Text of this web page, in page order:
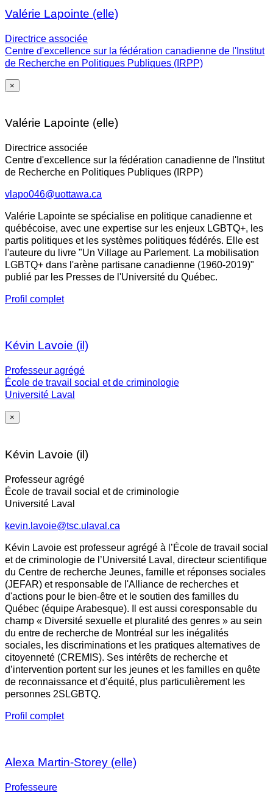
Valérie Lapointe (elle)
Directrice associée
Centre d'excellence sur la fédération canadienne de l'Institut
de Recherche en Politiques Publiques (IRPP)
×
Valérie Lapointe (elle)
Directrice associée
Centre d'excellence sur la fédération canadienne de l'Institut
de Recherche en Politiques Publiques (IRPP)
vlapo046@uottawa.ca
Valérie Lapointe se spécialise en politique canadienne et
québécoise, avec une expertise sur les enjeux LGBTQ+, les
partis politiques et les systèmes politiques fédérés. Elle est
l'auteure du livre "Un Village au Parlement. La mobilisation
LGBTQ+ dans l'arène partisane canadienne (1960-2019)"
publié par les Presses de l'Université du Québec.
Profil complet
Kévin Lavoie (il)
Professeur agrégé
École de travail social et de criminologie
Université Laval
×
Kévin Lavoie (il)
Professeur agrégé
École de travail social et de criminologie
Université Laval
kevin.lavoie@tsc.ulaval.ca
Kévin Lavoie est professeur agrégé à l’École de travail social
et de criminologie de l’Université Laval, directeur scientifique
du Centre de recherche Jeunes, famille et réponses sociales
(JEFAR) et responsable de l'Alliance de recherches et
d'actions pour le bien-être et le soutien des familles du
Québec (équipe Arabesque). Il est aussi coresponsable du
champ « Diversité sexuelle et pluralité des genres » au sein
du entre de recherche de Montréal sur les inégalités
sociales, les discriminations et les pratiques alternatives de
citoyenneté (CREMIS). Ses intérêts de recherche et
d’intervention portent sur les jeunes et les familles en quête
de reconnaissance et d’équité, plus particulièrement les
personnes 2SLGBTQ.
Profil complet
Alexa Martin-Storey (elle)
Professeure